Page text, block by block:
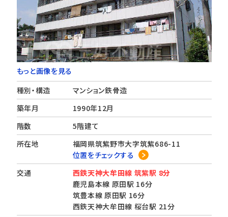
もっと画像を見る
種別・構造
マンション鉄骨造
築年月
1990年12月
階数
5階建て
所在地
福岡県筑紫野市大字筑紫686-11
位置をチェックする
交通
西鉄天神大牟田線 筑紫駅 8分
鹿児島本線 原田駅 16分
筑豊本線 原田駅 16分
西鉄天神大牟田線 桜台駅 21分